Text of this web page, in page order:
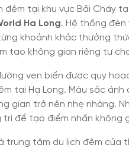
đêm tại khu vực Bãi Cháy
Ha Long. Hệ thống
khoảnh khắc thưởng
tạo không gian riêng tư
ven biển được quy
tại Hạ Long. Màu sắc
gian trở nên nhẹ nhàng.
để tạo điểm nhấn không
trung tâm du lịch đêm của